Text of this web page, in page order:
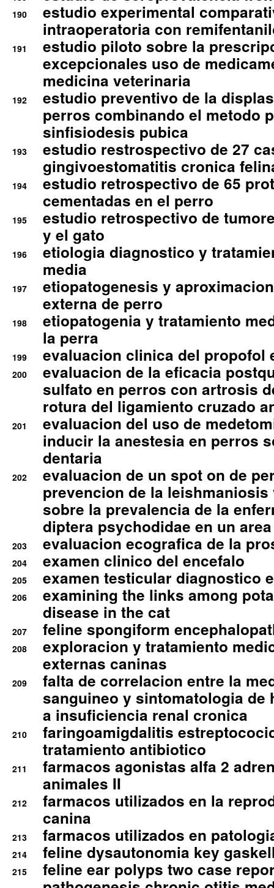
190
estudio experimental
intraoperatoria con
191
estudio piloto sobre la
excepcionales uso de
medicina veterinaria
192
estudio preventivo de la
perros combinando el metodo
sinfisiodesis pubica
193
estudio restrospectivo de 27
gingivoestomatitis cronica
194
estudio retrospectivo de 65
cementadas en el perro
195
estudio retrospectivo de
y el gato
196
etiologia diagnostico y
media
197
etiopatogenesis y
externa de perro
198
etiopatogenia y tratamiento
la perra
199 evaluacion clinica del propofol
200
evaluacion de la eficacia
sulfato en perros con artrosis
rotura del ligamiento cruzado
201
evaluacion del uso de
inducir la anestesia en perros
dentaria
202
evaluacion de un spot on de
prevencion de la
sobre la prevalencia de la
diptera psychodidae en un
203 evaluacion ecografica de la
204 examen clinico del encefalo
205 examen testicular diagnostico
206
examining the links among
disease in the cat
207 feline spongiform
208
exploracion y tratamiento
externas caninas
209
falta de correlacion entre la
sanguineo y sintomatologia de
a insuficiencia renal cronica
210
faringoamigdalitis
tratamiento antibiotico
211
farmacos agonistas alfa 2
animales II
212
farmacos utilizados en la
canina
213 farmacos utilizados en
214 feline dysautonomia key
215
feline ear polyps two case